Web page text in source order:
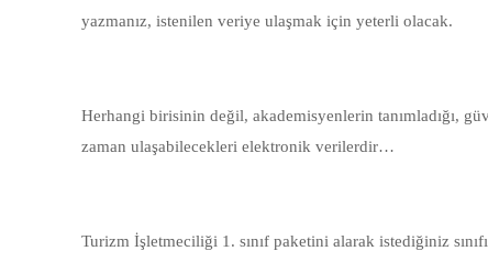
yazmanız, istenilen veriye ulaşmak için yeterli olacak.
Herhangi birisinin değil, akademisyenlerin tanımladığı,
zaman ulaşabilecekleri elektronik verilerdir…
Turizm İşletmeciliği 1. sınıf paketini alarak istediğiniz